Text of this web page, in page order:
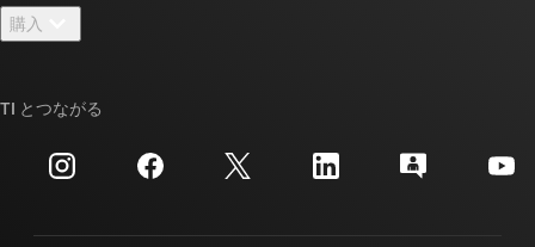
ニュース
イベント
投資家向け情報
TI E2E™ 設計サポート・フォーラム
クロスリファレンス検索
カスタマー・サポート・センター
購入
ご注文に関する FAQ
TI とつながる